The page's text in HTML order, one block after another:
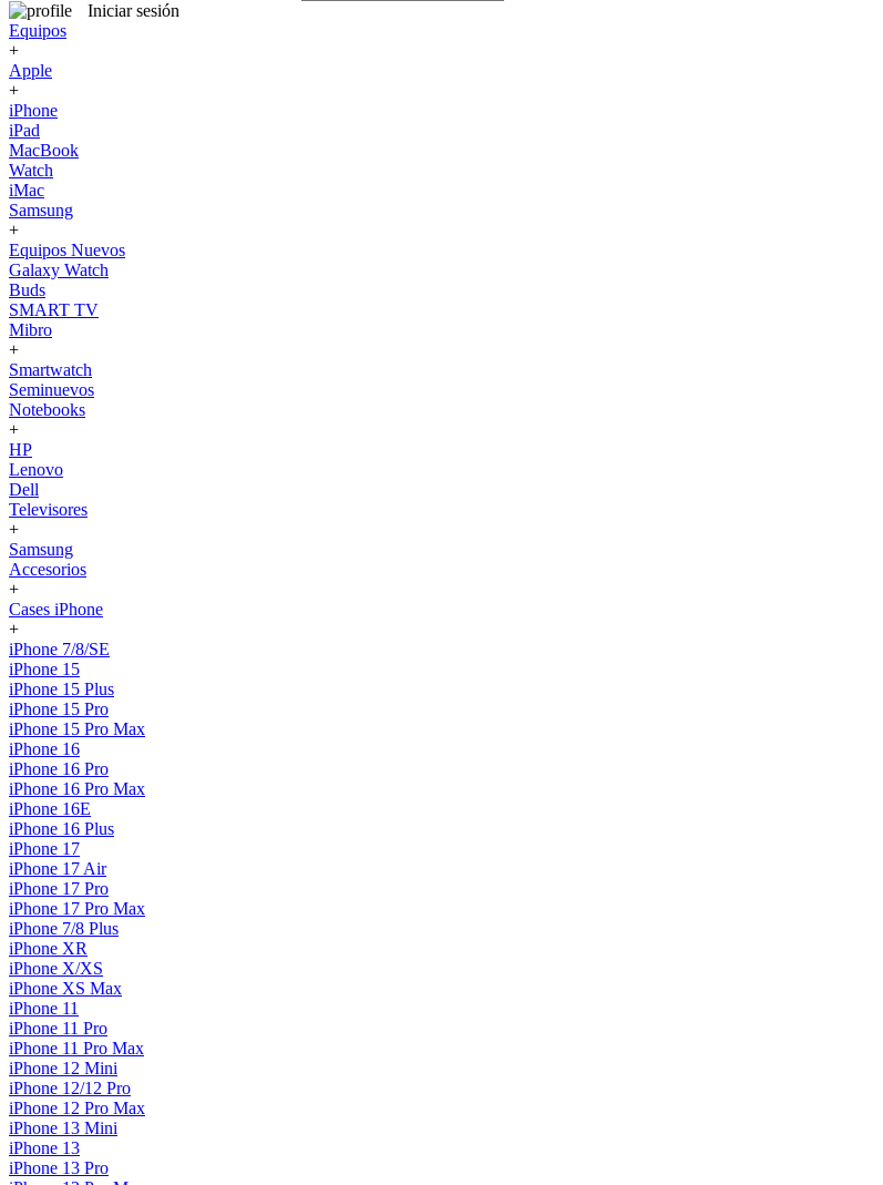
Iniciar sesión
Equipos
+
Apple
+
iPhone
iPad
MacBook
Watch
iMac
Samsung
+
Equipos Nuevos
Galaxy Watch
Buds
SMART TV
Mibro
+
Smartwatch
Seminuevos
Notebooks
+
HP
Lenovo
Dell
Televisores
+
Samsung
Accesorios
+
Cases iPhone
+
iPhone 7/8/SE
iPhone 15
iPhone 15 Plus
iPhone 15 Pro
iPhone 15 Pro Max
iPhone 16
iPhone 16 Pro
iPhone 16 Pro Max
iPhone 16E
iPhone 16 Plus
iPhone 17
iPhone 17 Air
iPhone 17 Pro
iPhone 17 Pro Max
iPhone 7/8 Plus
iPhone XR
iPhone X/XS
iPhone XS Max
iPhone 11
iPhone 11 Pro
iPhone 11 Pro Max
iPhone 12 Mini
iPhone 12/12 Pro
iPhone 12 Pro Max
iPhone 13 Mini
iPhone 13
iPhone 13 Pro